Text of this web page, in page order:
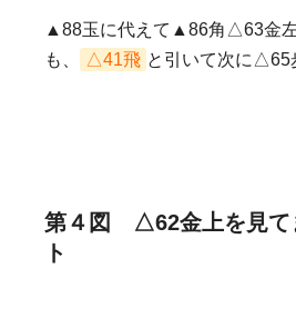
▲88玉に代えて▲86角△63金
も、
△41飛 と引いて次に△65
第４図 △62金上を見て
ト